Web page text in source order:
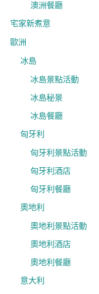
澳洲餐廳
宅家新煮意
歐洲
冰島
冰島景點活動
冰島秘景
冰島餐廳
匈牙利
匈牙利景點活動
匈牙利酒店
匈牙利餐廳
奧地利
奧地利景點活動
奧地利酒店
奧地利餐廳
意大利